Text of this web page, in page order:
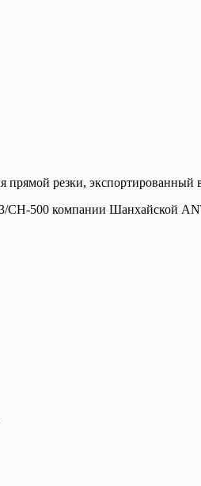
прямой резки,
CH-500 компании Шанхайской